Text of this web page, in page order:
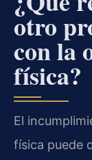
otro
con la
física?
El
física puede